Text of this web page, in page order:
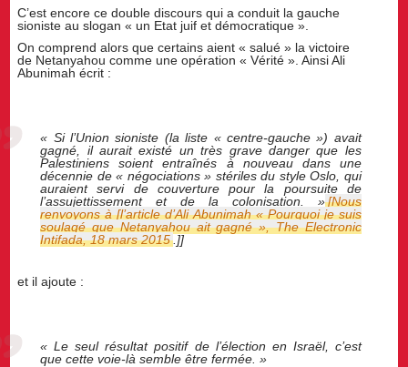
C’est encore ce double discours qui a conduit la gauche
sioniste au slogan « un Etat juif et démocratique ».
On comprend alors que certains aient « salué » la victoire
de Netanyahou comme une opération « Vérité ». Ainsi Ali
Abunimah écrit :
« Si l’Union sioniste (la liste « centre-gauche ») avait
gagné, il aurait existé un très grave danger que les
Palestiniens soient entraînés à nouveau dans une
décennie de « négociations » stériles du style Oslo, qui
auraient servi de couverture pour la poursuite de
l’assujettissement et de la colonisation. »[Nous
renvoyons à [l’article d’Ali Abunimah « Pourquoi je suis
soulagé que Netanyahou ait gagné »,The Electronic
Intifada, 18 mars 2015 .]]
et il ajoute :
« Le seul résultat positif de l’élection en Israël, c’est
que cette voie-là semble être fermée. »